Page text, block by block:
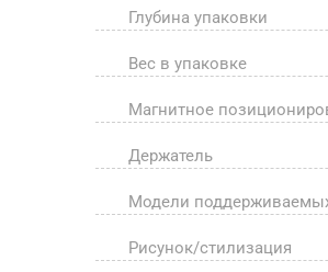
Глубина упаковки
Вес в упаковке
Магнитное
Держатель
Модели
Рисунок/стилизация